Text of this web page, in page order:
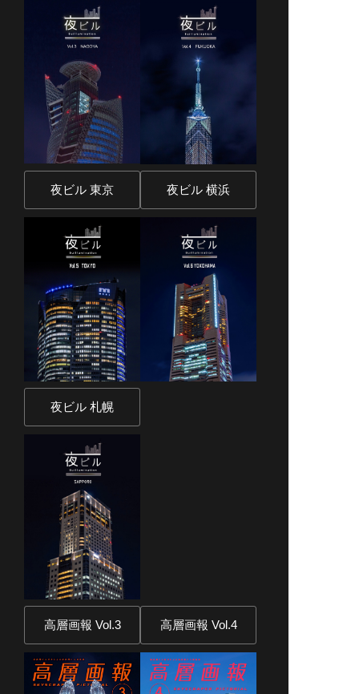
夜ビル 東京 夜ビル 横浜
夜ビル 札幌
高層画報 Vol.3 高層画報 Vol.4